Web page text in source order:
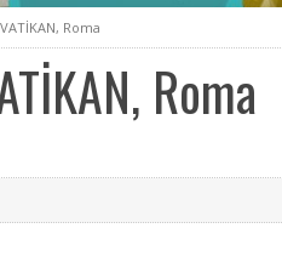
AKTIVITE
YEME – IÇME
EĞLENCE
KÜLTÜR
DENEMELER
YAZILAR
İÇELIM AÇILALIM
ÖYKÜLER
Roma
Roma